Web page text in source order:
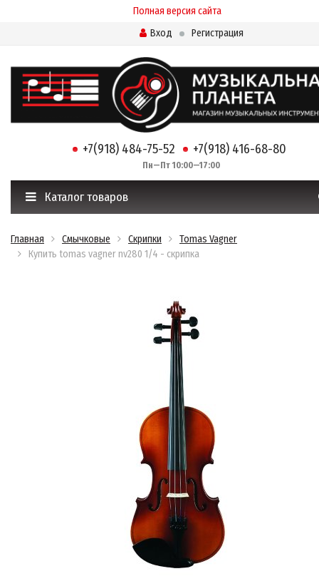
Полная версия сайта
Вход
Регистрация
+7(918) 484-75-52 +7(918) 416-68-80
Пн—Пт 10:00—17:00
Каталог товаров
Главная Смычковые Скрипки
Tomas Vagner
Купить tomas vagner nv280 1/4 - скрипка